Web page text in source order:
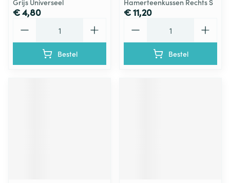
Grijs Universeel
€ 4,80
Bestel
Hamerteenkussen Rechts S
€ 11,20
Bestel